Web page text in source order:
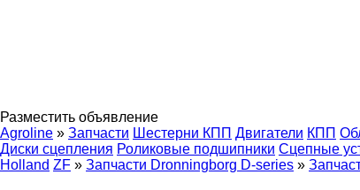
Разместить объявление
Agroline » Запчасти Шестерни КПП Двигатели КПП
Диски сцепления Роликовые подшипники Сцепные
Holland ZF » Запчасти Dronningborg D-series »